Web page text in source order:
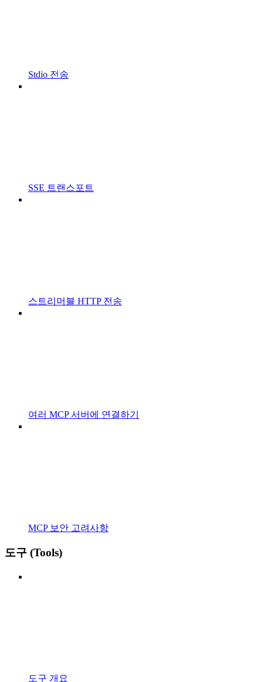
Stdio 전송
SSE 트랜스포트
스트리머블 HTTP 전송
여러 MCP 서버에 연결하기
MCP 보안 고려사항
도구 (Tools)
도구 개요